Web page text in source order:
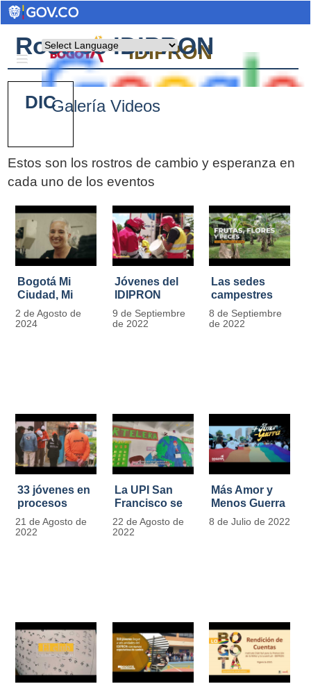
Powered by
IDIPRON
Rostros IDIPRON
Galería Videos
Estos son los rostros de cambio y esperanza en
cada uno de los eventos
Bogotá Mi
Ciudad, Mi
Casa
2 de Agosto de
2024
Jóvenes del
IDIPRON
restauraron
más de 13.000
9 de Septiembre
de 2022
Las sedes
campestres
de IDIPRON
se convierten
8 de Septiembre
de 2022
33 jóvenes en
procesos
legales por
tensiones con
21 de Agosto de
2022
La UPI San
Francisco se
llena de color
y vida con la
22 de Agosto de
2022
Más Amor y
Menos Guerra
8 de Julio de 2022
Pages
DIC